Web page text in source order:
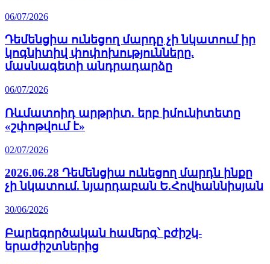
06/07/2026
Դեմենցիա ունեցող մարդը չի նկատում իր
կոգնիտիվ փոփոխությունները.
մասնագետի անդրադարձը
06/07/2026
Ռևմատոիդ արթրիտ. երբ իմունիտետը
«շփոթվում է»
02/07/2026
2026.06.28 Դեմենցիա ունեցող մարդն ինքը
չի նկատում. նյարդաբան Ե.Հովհաննիսյան
30/06/2026
Բարեգործական համերգ՝ բժիշկ-
երաժիշտներից